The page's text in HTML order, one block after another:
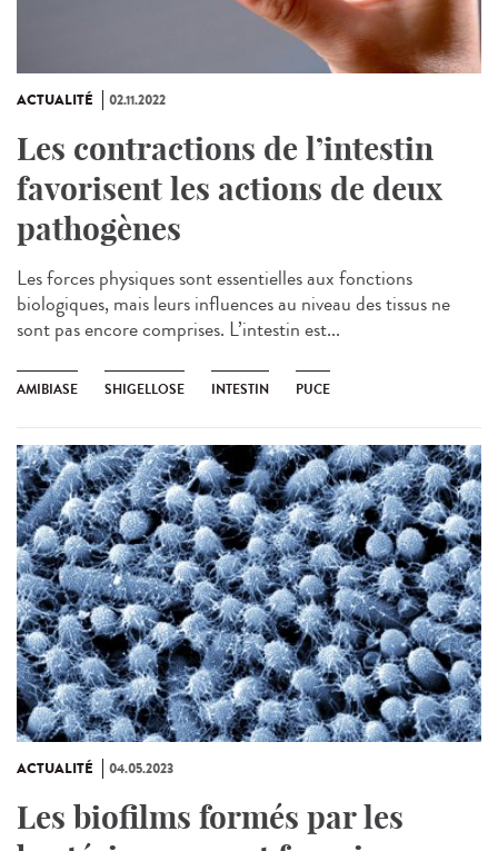
ACTUALITÉ 02.11.2022
Les contractions de l’intestin
favorisent les actions de deux
pathogènes
Les forces physiques sont essentielles aux fonctions
biologiques, mais leurs influences au niveau des tissus ne
sont pas encore comprises. L’intestin est...
AMIBIASE SHIGELLOSE INTESTIN PUCE
ACTUALITÉ 04.05.2023
Les biofilms formés par les